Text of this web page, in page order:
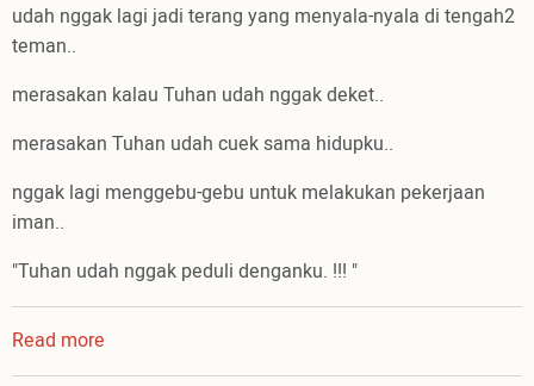
udah nggak lagi jadi terang yang menyala-nyala di tengah2
teman..
merasakan kalau Tuhan udah nggak deket..
merasakan Tuhan udah cuek sama hidupku..
nggak lagi menggebu-gebu untuk melakukan pekerjaan
iman..
"Tuhan udah nggak peduli denganku. !!! "
Read more
kalau